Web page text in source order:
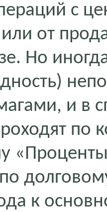
с
от
Но
и в
по
к